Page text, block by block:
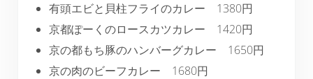
有頭エビと貝柱フライのカレー 1380円
京都ぽーくのロースカツカレー 1420円
京の都もち豚のハンバーグカレー 1650円
京の肉のビーフカレー 1680円